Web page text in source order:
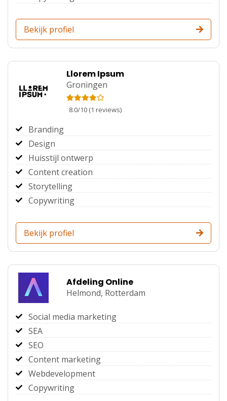
Bekijk profiel
Llorem Ipsum
Groningen
8.0/10 (1 reviews)
Branding
Design
Huisstijl ontwerp
Content creation
Storytelling
Copywriting
Bekijk profiel
Afdeling Online
Helmond, Rotterdam
Social media marketing
SEA
SEO
Content marketing
Webdevelopment
Copywriting